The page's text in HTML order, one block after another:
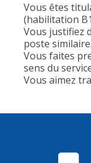
Vous êtes
(habilitation
Vous justifiez
poste similaire.
Vous faites
sens du
Vous aimez